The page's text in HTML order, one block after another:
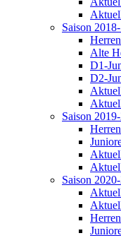
Saison
Herren
Alte
D1-
D2-
Saison
Herren
Saison
Herren